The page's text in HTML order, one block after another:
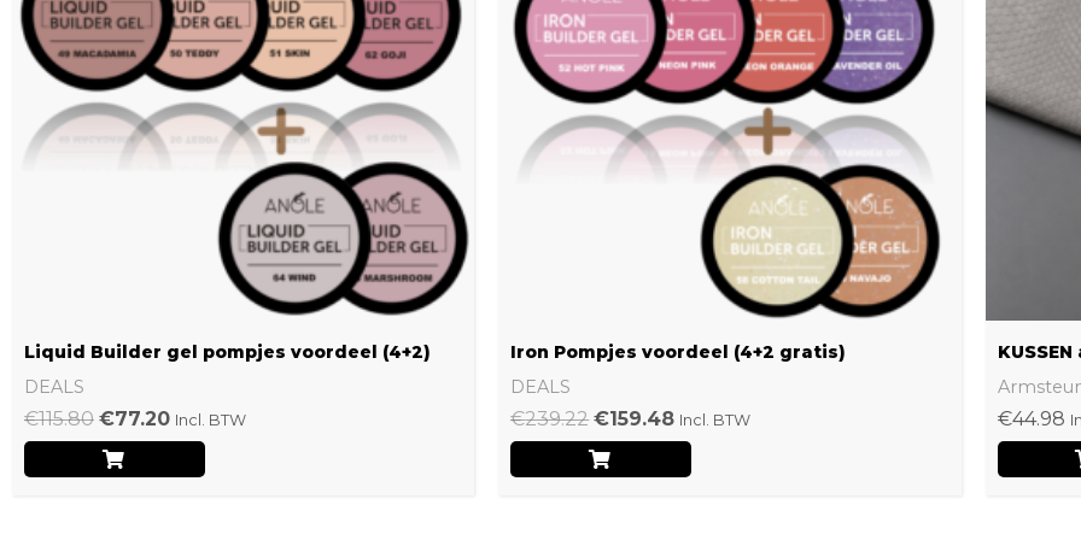
Liquid Builder gel pompjes voordeel (4+2)
DEALS
€115.80 €77.20 Incl. BTW
Iron Pompjes voordeel (4+2 gratis)
DEALS
€239.22 €159.48 Incl. BTW €44.98